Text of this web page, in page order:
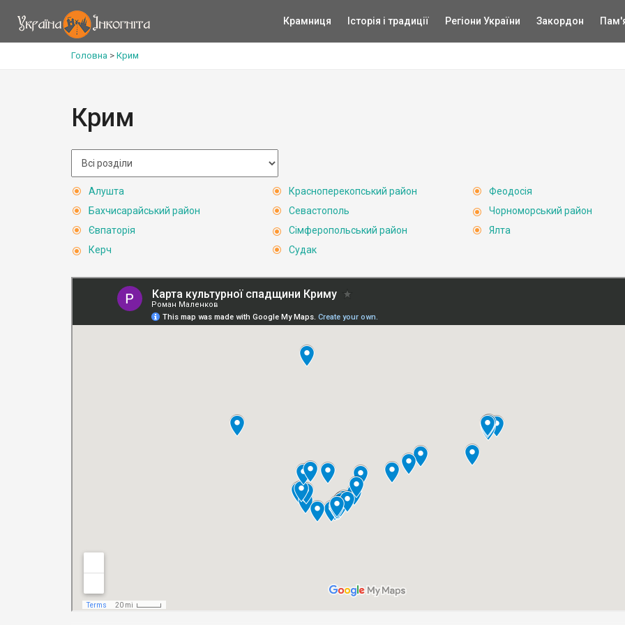
Крамниця Історія і традиції Регіони України Закордон
Головна > Крим
Крим
Алушта
Бахчисарайський район
Євпаторія
Керч
Красноперекопський район
Севастополь
Сімферопольський район
Судак
Феодосія
Чорноморський район
Ялта